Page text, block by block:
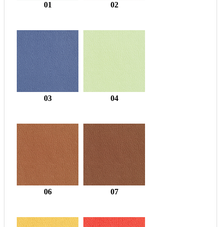
01 02
03 04
06 07